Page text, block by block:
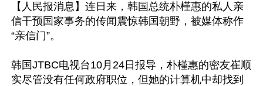
【人民报消息】连日来，韩国总统朴槿惠的私人亲
信干预国家事务的传闻震惊韩国朝野，被媒体称作
“亲信门”。
韩国JTBC电视台10月24日报导，朴槿惠的密友崔顺
实尽管没有任何政府职位，但她的计算机中却找到